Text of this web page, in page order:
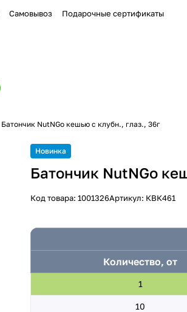
Самовывоз Подарочные сертификаты
Батончик NutNGo кешью с клубн., глаз., 36г
Новинка
Батончик NutNGo
Код товара:1001326Артикул: КВК461
Количество, от
1
10